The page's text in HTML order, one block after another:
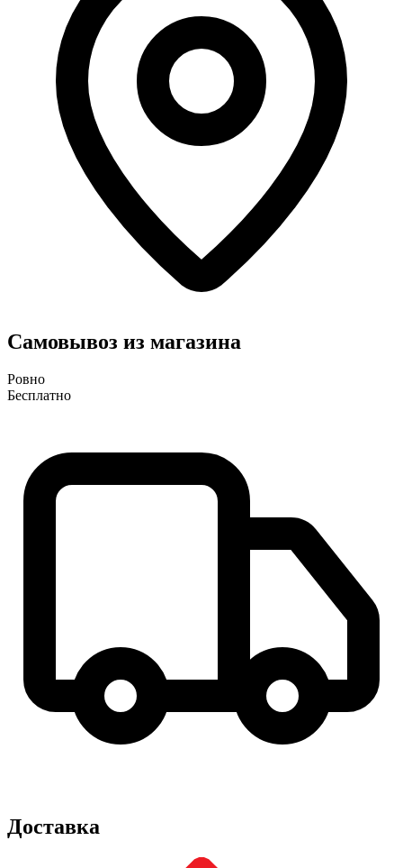
Самовывоз из магазина
Ровно
Бесплатно
Доставка